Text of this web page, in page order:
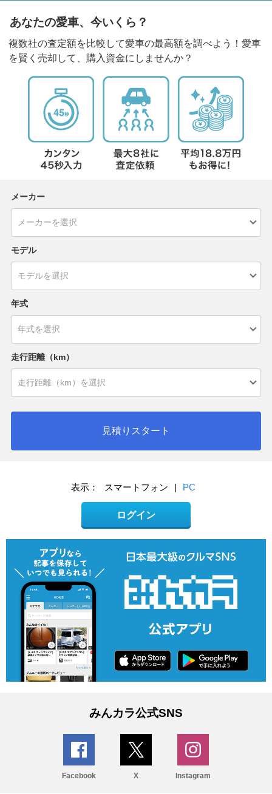
あなたの愛車、今いくら？
複数社の査定額を比較して愛車の最高額を調べよう！愛車
を賢く売却して、購入資金にしませんか？
メーカー
モデル
年式
走行距離（km）
見積りスタート
表示： スマートフォン | PC
ログイン
みんカラ公式SNS
Facebook X Instagram